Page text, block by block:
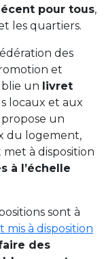
pour tous,
les quartiers.
des
et
un livret
locaux et aux
propose un
du logement,
met à disposition
à l’échelle
sont à
mis à disposition
des